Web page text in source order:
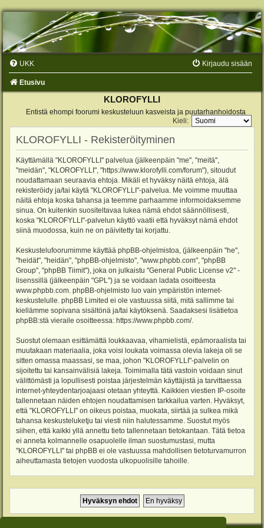
UKK Kirjaudu sisään
Etusivu
KLOROFYLLI
Entistä ehompi foorumi keskusteluun kasveista ja puutarhanhoidosta
Kieli:
KLOROFYLLI - Rekisteröityminen
Käyttämällä "KLOROFYLLI" palvelua (jälkeenpäin "me", "meitä",
"meidän", "KLOROFYLLI", "https://www.klorofylli.com/forum"), sitoudut
noudattamaan seuraavia ehtoja. Mikäli et hyväksy näitä ehtoja, älä
rekisteröidy ja/tai käytä "KLOROFYLLI"-palvelua. Me voimme muuttaa
näitä ehtoja koska tahansa ja teemme parhaamme informoidaksemme
sinua. On kuitenkin suositeltavaa lukea nämä ehdot säännöllisesti,
koska "KLOROFYLLI"-palvelun käyttö vaatii että hyväksyt nämä ehdot
siinä muodossa, kuin ne on päivitetty tai korjattu.
Keskustelufoorumimme käyttää phpBB-ohjelmistoa, (jälkeenpäin "he",
"heidät", "heidän", "phpBB-ohjelmisto", "www.phpbb.com", "phpBB
Group", "phpBB Tiimit"), joka on julkaistu "General Public License v2" -
lisenssillä (jälkeenpäin "GPL") ja se voidaan ladata osoitteesta
www.phpbb.com . phpBB-ohjelmisto luo vain ympäristön internet-
keskustelulle. phpBB Limited ei ole vastuussa siitä, mitä sallimme tai
kiellämme sopivana sisältönä ja/tai käytöksenä. Saadaksesi lisätietoa
phpBB:stä vieraile osoitteessa: https://www.phpbb.com/.
Suostut olemaan esittämättä loukkaavaa, vihamielistä, epämoraalista tai
muutakaan materiaalia, joka voisi loukata voimassa olevia lakeja oli se
sitten omassa maassasi, se maa, johon "KLOROFYLLI"-palvelin on
sijoitettu tai kansainvälisiä lakeja. Toimimalla tätä vastoin voidaan sinut
välittömästi ja lopullisesti poistaa järjestelmän käyttäjistä ja tarvittaessa
internet-yhteydentarjoajaasi otetaan yhteyttä. Kaikkien viestien IP-osoite
tallennetaan näiden ehtojen noudattamisen tarkkailua varten. Hyväksyt,
että "KLOROFYLLI" on oikeus poistaa, muokata, siirtää ja sulkea mikä
tahansa keskusteluketju tai viesti niin halutessamme. Suostut myös
siihen, että kaikki yllä annettu tieto tallennetaan tietokantaan. Tätä tietoa
ei anneta kolmannelle osapuolelle ilman suostumustasi, mutta
"KLOROFYLLI" tai phpBB ei ole vastuussa mahdollisen tietoturvamurron
aiheuttamasta tietojen vuodosta ulkopuolisille tahoille.